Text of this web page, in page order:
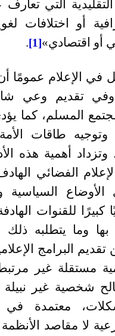
التقليدية التي تعارف
أو اختلافات
أو اقتصادي»
[1]
.
في الإعلام
وفي تقديم وعي
المسلم، كما
وتوجيه طاقات
أهمية هذه
الفضائي
الأوضاع السياسية
كبيرًا للقنوات
بها وما يتطلبه ذلك
تقديم البرامج
مستقلة غير
شخصية غير نبيلة
معتمدة
لا مقاصد